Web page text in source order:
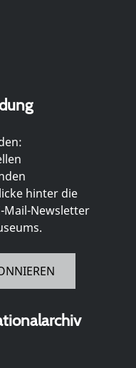
hinter die
Mail-Newsletter